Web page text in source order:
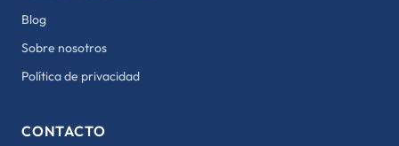
Blog
Sobre nosotros
Política de privacidad
CONTACTO